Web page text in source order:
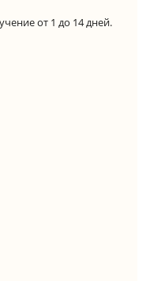
от 1 до 14 дней.